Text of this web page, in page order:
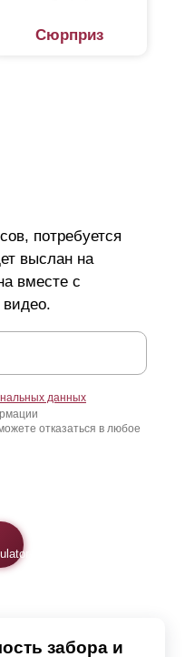
Сюрприз
потребуется
выслан на
вместе с
данных
отказаться в любое
забора и